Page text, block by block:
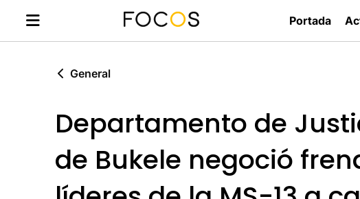
Portada
General
Departamento de
de Bukele negoció